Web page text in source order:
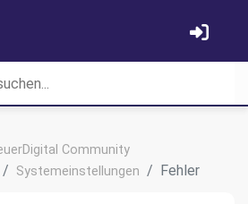
Community
Systemeinstellungen Fehler